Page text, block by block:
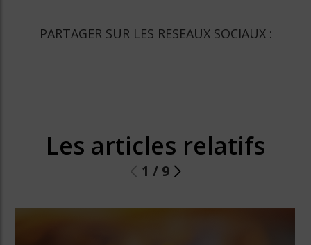
PARTAGER SUR LES RESEAUX SOCIAUX :
Les articles relatifs
1 / 9